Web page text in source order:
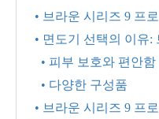
• 브라운 시리즈 9 프
• 면도기 선택의 이유:
• 피부 보호와 편안함
• 다양한 구성품
• 브라운 시리즈 9 프